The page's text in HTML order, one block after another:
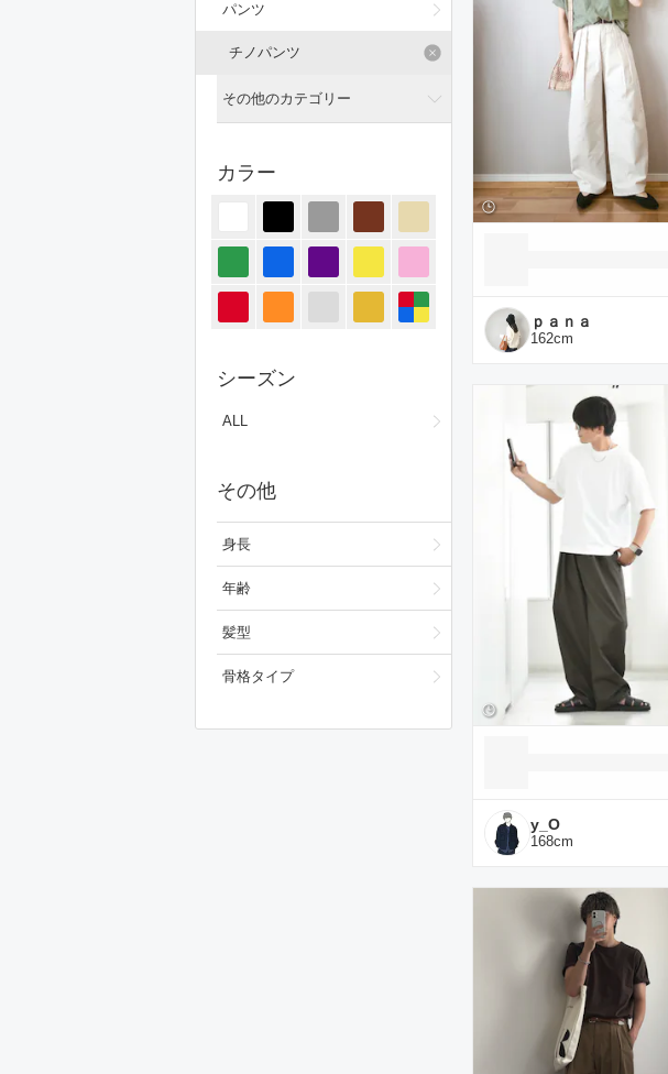
パンツ
チノパンツ
その他のカテゴリー
ジャケット/アウター
オールインワン・サロペット
スカート
シューズ
メイクアップ
カラー
シーズン
ALL
その他
身長
年齢
髪型
骨格タイプ
ｐａｎａ
162cm
y_O
168cm